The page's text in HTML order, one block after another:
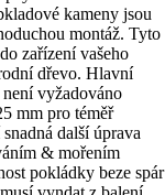
kameny jsou
montáž. Tyto
zařízení vašeho
dřevo. Hlavní
vyžadováno
mm pro téměř
další úprava
& mořením
pokládky beze spár